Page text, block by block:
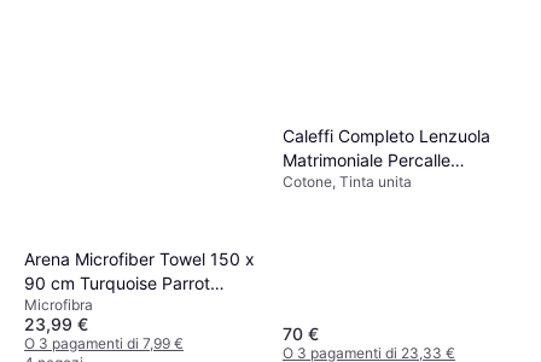
Arena Microfiber Towel 150 x
90 cm Turquoise Parrot
Asciugamano Turchese, Blu
Microfibra
23,99 €
O 3 pagamenti di 7,99 €
Caleffi Completo Lenzuola
Matrimoniale Percalle
Dreaming Lenzuolo Naturale
Cotone, Tinta unita
70 €
O 3 pagamenti di 23,33 €